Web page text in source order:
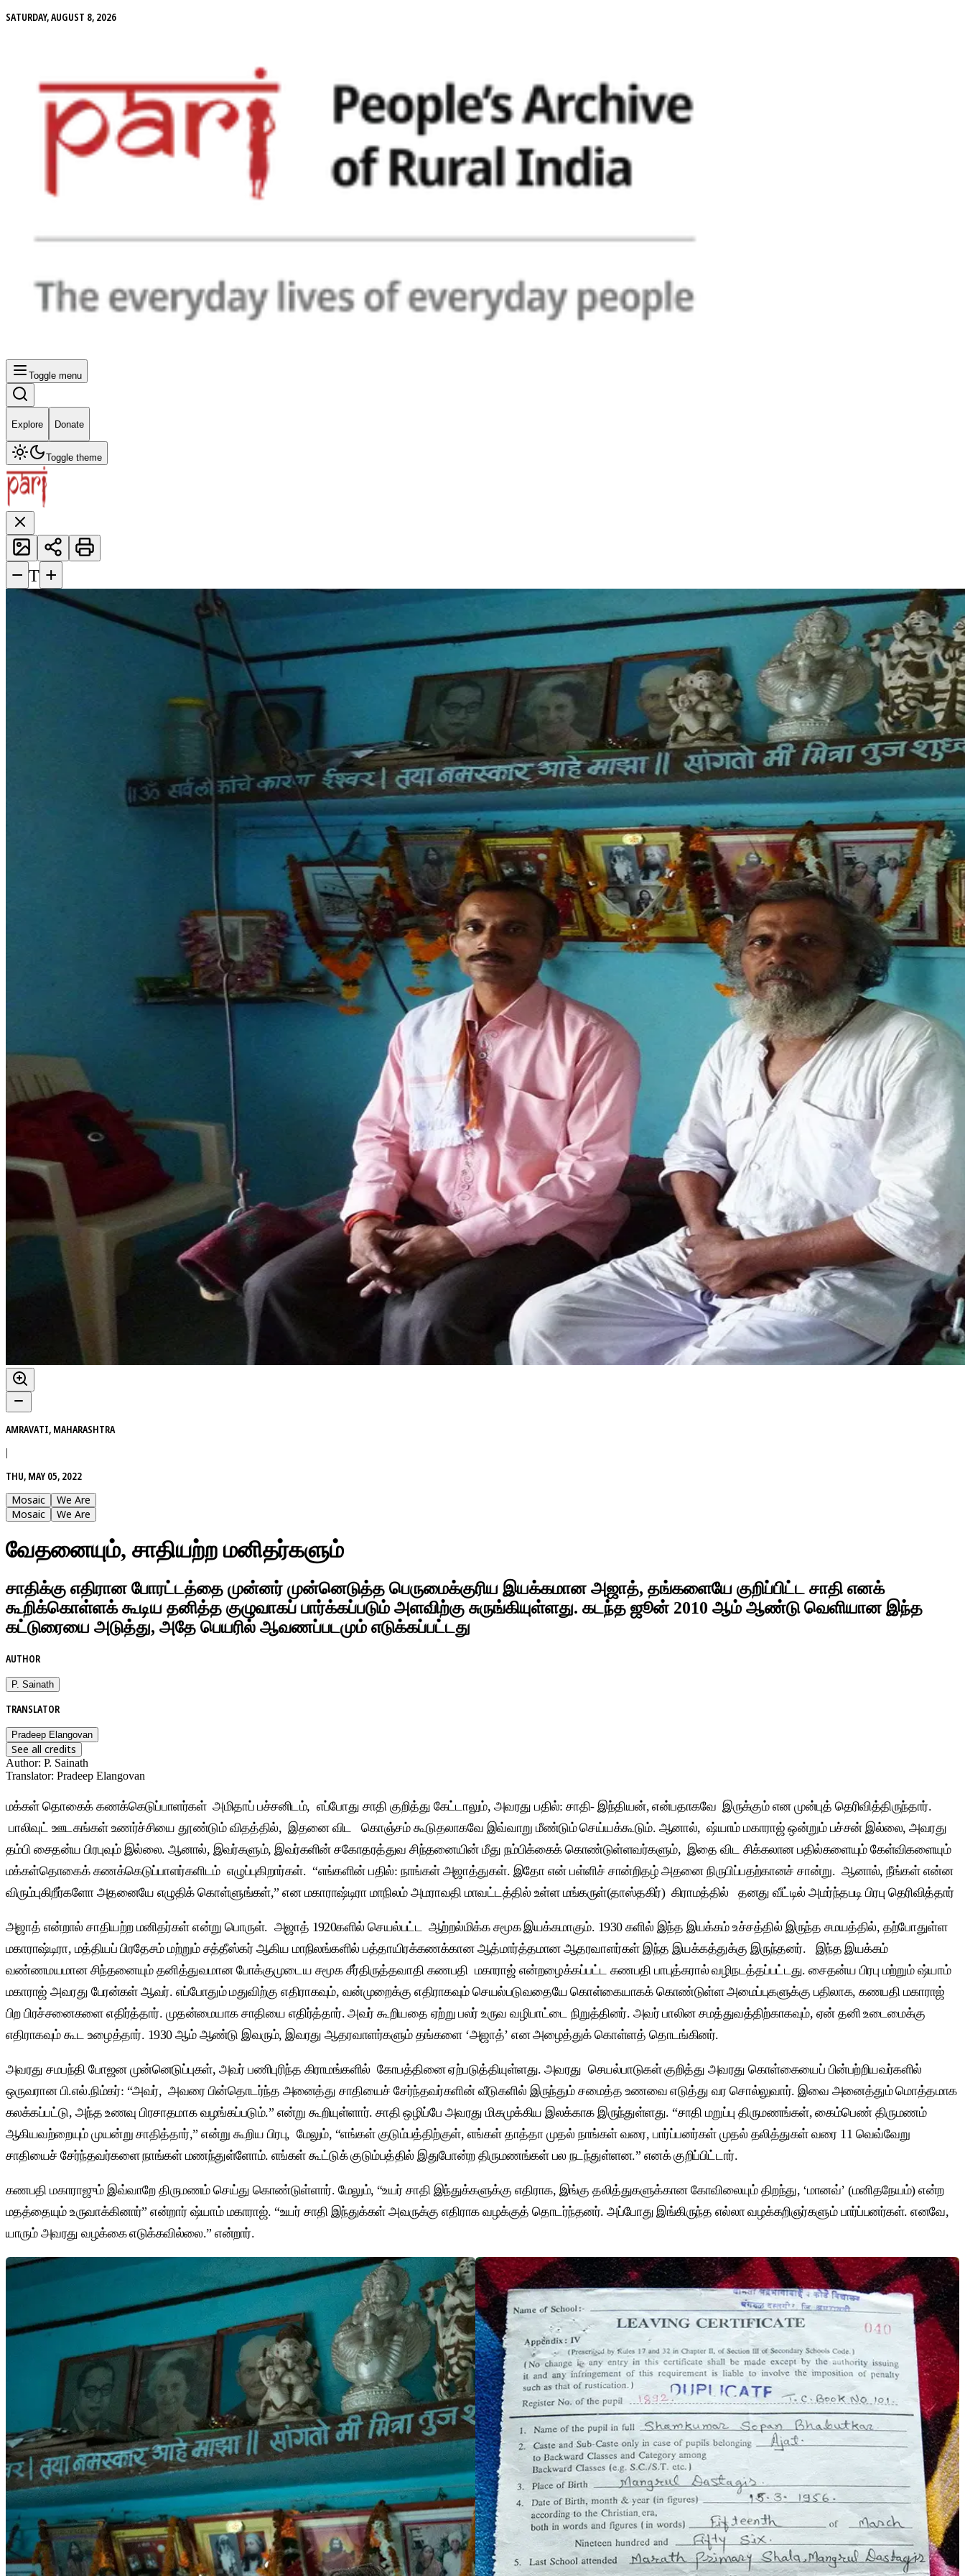
SATURDAY, AUGUST 8, 2026
Toggle menu
Explore Donate
Toggle theme
− T +
AMRAVATI, MAHARASHTRA
|
THU, MAY 05, 2022
Mosaic
We Are
Mosaic
We Are
வேதனையும், சாதியற்ற மனிதர்களும்
சாதிக்கு எதிரான போரட்டத்தை முன்னர் முன்னெடுத்த பெருமைக்குரிய இயக்கமான அஜாத், தங்களையே குறிப்பிட்ட சாதி எனக்
கூறிக்கொள்ளக் கூடிய தனித்த குழுவாகப் பார்க்கப்படும் அளவிற்கு சுருங்கியுள்ளது. கடந்த ஜூன் 2010 ஆம் ஆண்டு வெளியான இந்த
கட்டுரையை அடுத்து, அதே பெயரில் ஆவணப்படமும் எடுக்கப்பட்டது
AUTHOR
P. Sainath
TRANSLATOR
Pradeep Elangovan
See all credits
Author: P. Sainath
Translator: Pradeep Elangovan
மக்கள் தொகைக் கணக்கெடுப்பாளர்கள் அமிதாப் பச்சனிடம், எப்போது சாதி குறித்து கேட்டாலும், அவரது பதில்: சாதி- இந்தியன், என்பதாகவே இருக்கும் என முன்புத் தெரிவித்திருந்தார்.
பாலிவுட் ஊடகங்கள் உணர்ச்சியை தூண்டும் விதத்தில், இதனை விட கொஞ்சம் கூடுதலாகவே இவ்வாறு மீண்டும் செய்யக்கூடும். ஆனால், ஷ்யாம் மகாராஜ் ஒன்றும் பச்சன் இல்லை, அவரது
தம்பி சைதன்ய பிரபுவும் இல்லை. ஆனால், இவர்களும், இவர்களின் சகோதரத்துவ சிந்தனையின் மீது நம்பிக்கைக் கொண்டுள்ளவர்களும், இதை விட சிக்கலான பதில்களையும் கேள்விகளையும்
மக்கள்தொகைக் கணக்கெடுப்பாளர்களிடம் எழுப்புகிறார்கள். “எங்களின் பதில்: நாங்கள் அஜாத்துகள். இதோ என் பள்ளிச் சான்றிதழ் அதனை நிருபிப்பதற்கானச் சான்று. ஆனால், நீங்கள் என்ன
விரும்புகிறீர்களோ அதனையே எழுதிக் கொள்ளுங்கள்,” என மகாராஷ்டிரா மாநிலம் அமராவதி மாவட்டத்தில் உள்ள மங்கருள்(தாஸ்தகிர்) கிராமத்தில் தனது வீட்டில் அமர்ந்தபடி பிரபு தெரிவித்தார்
அஜாத் என்றால் சாதியற்ற மனிதர்கள் என்று பொருள். அஜாத் 1920களில் செயல்பட்ட ஆற்றல்மிக்க சமூக இயக்கமாகும். 1930 களில் இந்த இயக்கம் உச்சத்தில் இருந்த சமயத்தில், தற்போதுள்ள
மகாராஷ்டிரா, மத்தியப் பிரதேசம் மற்றும் சத்தீஸ்கர் ஆகிய மாநிலங்களில் பத்தாயிரக்கணக்கான ஆத்மார்த்தமான ஆதரவாளர்கள் இந்த இயக்கத்துக்கு இருந்தனர். இந்த இயக்கம்
வண்ணமயமான சிந்தனையும் தனித்துவமான போக்குமுடைய சமூக சீர்திருத்தவாதி கணபதி மகாராஜ் என்றழைக்கப்பட்ட கணபதி பாபுத்கரால் வழிநடத்தப்பட்டது. சைதன்ய பிரபு மற்றும் ஷ்யாம்
மகாராஜ் அவரது பேரன்கள் ஆவர். எப்போதும் மதுவிற்கு எதிராகவும், வன்முறைக்கு எதிராகவும் செயல்படுவதையே கொள்கையாகக் கொண்டுள்ள அமைப்புகளுக்கு பதிலாக, கணபதி மகாராஜ்
பிற பிரச்சனைகளை எதிர்த்தார். முதன்மையாக சாதியை எதிர்த்தார். அவர் கூறியதை ஏற்று பலர் உருவ வழிபாட்டை நிறுத்தினர். அவர் பாலின சமத்துவத்திற்காகவும், ஏன் தனி உடைமைக்கு
எதிராகவும் கூட உழைத்தார். 1930 ஆம் ஆண்டு இவரும், இவரது ஆதரவாளர்களும் தங்களை ‘அஜாத்’ என அழைத்துக் கொள்ளத் தொடங்கினர்.
அவரது சமபந்தி போஜன முன்னெடுப்புகள், அவர் பணிபுரிந்த கிராமங்களில் கோபத்தினை ஏற்படுத்தியுள்ளது. அவரது செயல்பாடுகள் குறித்து அவரது கொள்கையைப் பின்பற்றியவர்களில்
ஒருவரான பி.எல்.நிம்கர்: “அவர், அவரை பின்தொடர்ந்த அனைத்து சாதியைச் சேர்ந்தவர்களின் வீடுகளில் இருந்தும் சமைத்த உணவை எடுத்து வர சொல்லுவார். இவை அனைத்தும் மொத்தமாக
கலக்கப்பட்டு, அந்த உணவு பிரசாதமாக வழங்கப்படும்.” என்று கூறியுள்ளார். சாதி ஒழிப்பே அவரது மிகமுக்கிய இலக்காக இருந்துள்ளது. “சாதி மறுப்பு திருமணங்கள், கைம்பெண் திருமணம்
ஆகியவற்றையும் முயன்று சாதித்தார்,” என்று கூறிய பிரபு, மேலும், “எங்கள் குடும்பத்திற்குள், எங்கள் தாத்தா முதல் நாங்கள் வரை, பார்ப்பனர்கள் முதல் தலித்துகள் வரை 11 வெவ்வேறு
சாதியைச் சேர்ந்தவர்களை நாங்கள் மணந்துள்ளோம். எங்கள் கூட்டுக் குடும்பத்தில் இதுபோன்ற திருமணங்கள் பல நடந்துள்ளன.” எனக் குறிப்பிட்டார்.
கணபதி மகாராஜும் இவ்வாறே திருமணம் செய்து கொண்டுள்ளார். மேலும், “உயர் சாதி இந்துக்களுக்கு எதிராக, இங்கு தலித்துகளுக்கான கோவிலையும் திறந்து, ‘மானவ்’ (மனிதநேயம்) என்ற
மதத்தையும் உருவாக்கினார்” என்றார் ஷ்யாம் மகாராஜ். “உயர் சாதி இந்துக்கள் அவருக்கு எதிராக வழக்குத் தொடர்ந்தனர். அப்போது இங்கிருந்த எல்லா வழக்கறிஞர்களும் பார்ப்பனர்கள். எனவே,
யாரும் அவரது வழக்கை எடுக்கவில்லை.” என்றார்.